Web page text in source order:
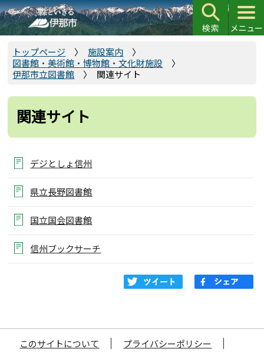
こ
の
ペ
先
トップページ
施設案内
図書館・美術館・博物館・文化財施設
伊那市立図書館
関連サイト
関連サイト
デジとしょ信州
県立長野図書館
国立国会図書館
信州ブックサーチ
このサイトについて
プライバシーポリシー